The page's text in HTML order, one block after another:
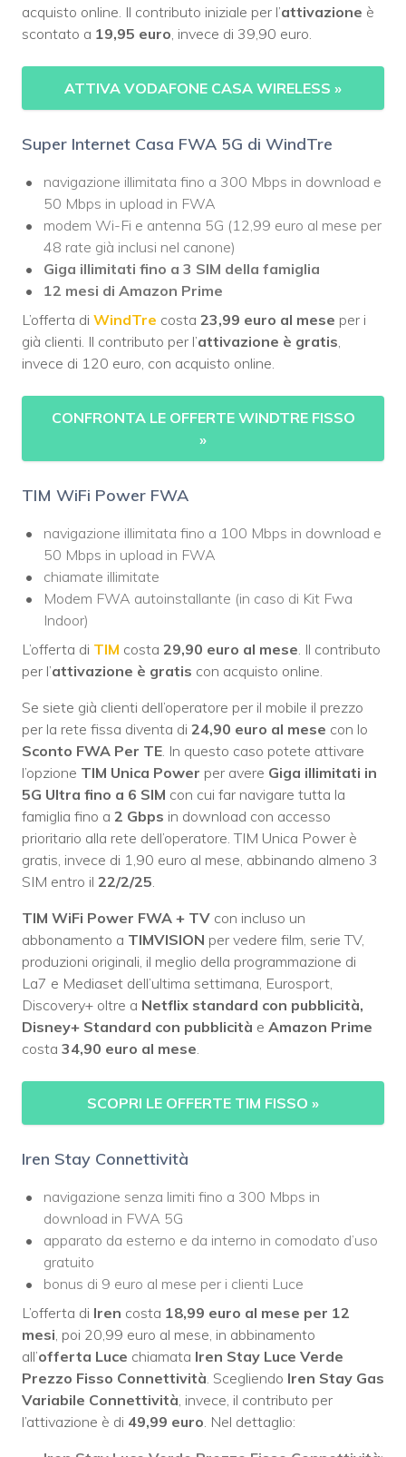
acquisto online. Il contributo iniziale per l’attivazione è
scontato a 19,95 euro , invece di 39,90 euro.
ATTIVA VODAFONE CASA WIRELESS »
Super Internet Casa FWA 5G di WindTre
navigazione illimitata fino a 300 Mbps in download e
50 Mbps in upload in FWA
modem Wi-Fi e antenna 5G (12,99 euro al mese per
48 rate già inclusi nel canone)
Giga illimitati fino a 3 SIM della famiglia
12 mesi di Amazon Prime
L’offerta di WindTre costa 23,99 euro al mese per i
già clienti. Il contributo per l’attivazione è gratis
invece di 120 euro, con acquisto online.
CONFRONTA LE OFFERTE WINDTRE FISSO
»
TIM WiFi Power FWA
navigazione illimitata fino a 100 Mbps in download e
50 Mbps in upload in FWA
chiamate illimitate
Modem FWA autoinstallante (in caso di Kit Fwa
Indoor)
L’offerta di TIM costa 29,90 euro al mese . Il contributo
per l’attivazione è gratis con acquisto online.
Se siete già clienti dell’operatore per il mobile il prezzo
per la rete fissa diventa di 24,90 euro al mese con lo
Sconto FWA Per TE . In questo caso potete attivare
l’opzione TIM Unica Power per avere Giga illimitati in
5G Ultra fino a 6 SIM con cui far navigare tutta la
famiglia fino a 2 Gbps in download con accesso
prioritario alla rete dell’operatore. TIM Unica Power è
gratis, invece di 1,90 euro al mese, abbinando almeno 3
SIM entro il 22/2/25
TIM WiFi Power FWA + TV con incluso un
abbonamento a TIMVISION per vedere film, serie TV,
produzioni originali, il meglio della programmazione di
La7 e Mediaset dell’ultima settimana, Eurosport,
Discovery+ oltre a Netflix standard con pubblicità,
Disney+ Standard con pubblicità e Amazon Prime
costa 34,90 euro al mese
SCOPRI LE OFFERTE TIM FISSO »
Iren Stay Connettività
navigazione senza limiti fino a 300 Mbps in
download in FWA 5G
apparato da esterno e da interno in comodato d’uso
gratuito
bonus di 9 euro al mese per i clienti Luce
L’offerta di Iren costa 18,99 euro al mese per 12
mesi , poi 20,99 euro al mese, in abbinamento
all’offerta Luce chiamata Iren Stay Luce Verde
Prezzo Fisso Connettività . Scegliendo Iren Stay Gas
Variabile Connettività , invece, il contributo per
l’attivazione è di 49,99 euro . Nel dettaglio: